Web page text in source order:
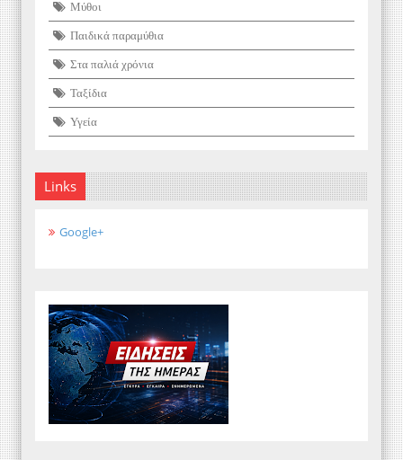
Μύθοι
Παιδικά παραμύθια
Στα παλιά χρόνια
Ταξίδια
Υγεία
Links
Google+